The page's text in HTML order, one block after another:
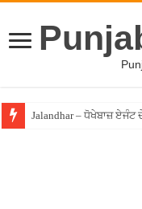
Jalandhar – ਧੋਖੇਬਾਜ਼